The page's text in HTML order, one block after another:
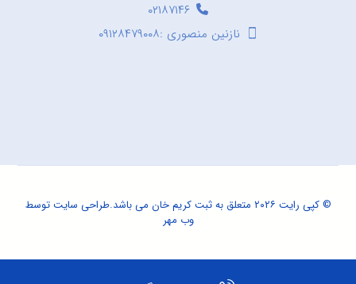
۰۲۱۸۷۱۴۶
نازنین منصوری :۰۹۱۲۸۴۷۹۰۰۸
© کپی رایت ۲۰۲۶ متعلق به ثبت کریم خان می باشد. طراحی سایتتوسط
وب مهر